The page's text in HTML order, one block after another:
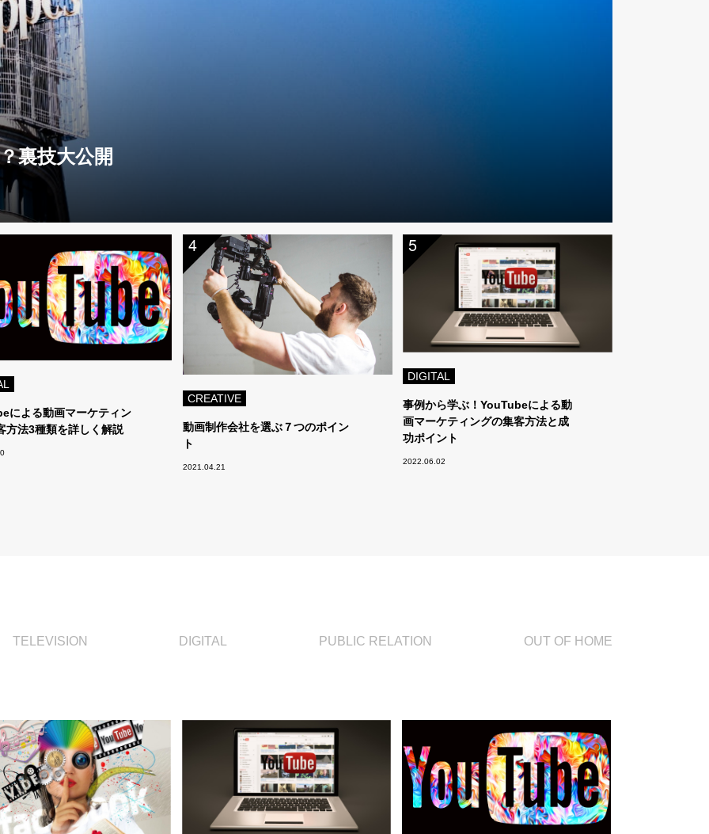
裏技大公開
による動画マーケティン
方法3種類を詳しく解説
CREATIVE
動画制作会社を選ぶ７つのポイン
ト
2021.04.21
DIGITAL
事例から学ぶ！YouTubeによる動
画マーケティングの集客方法と成
功ポイント
2022.06.02
TELEVISION DIGITAL PUBLIC RELATION OUT OF HOME